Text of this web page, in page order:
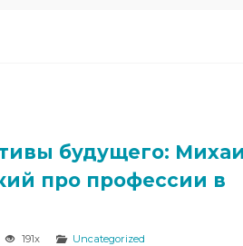
будущего:
про профессии в
191x Uncategorized